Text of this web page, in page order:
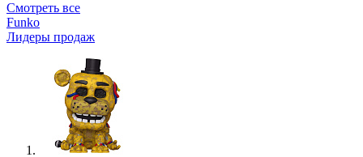
Смотреть все
Funko
Лидеры продаж